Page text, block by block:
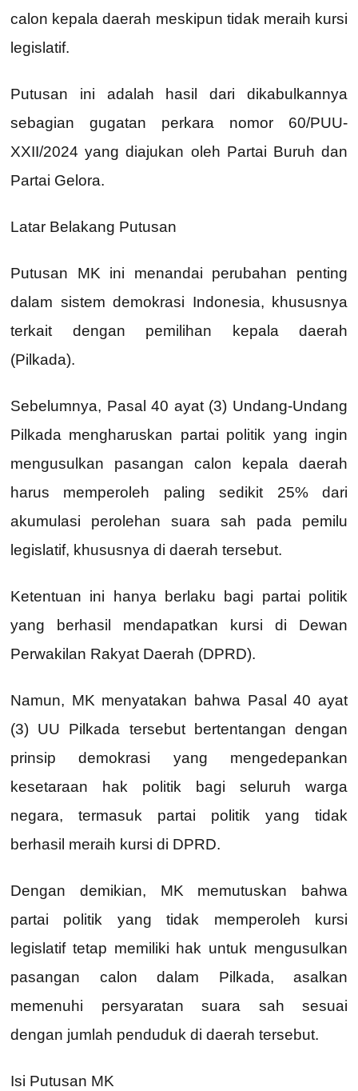
calon kepala daerah meskipun tidak meraih kursi
legislatif.
Putusan ini adalah hasil dari dikabulkannya
sebagian gugatan perkara nomor 60/PUU-
XXII/2024 yang diajukan oleh Partai Buruh dan
Partai Gelora.
Latar Belakang Putusan
Putusan MK ini menandai perubahan penting
dalam sistem demokrasi Indonesia, khususnya
terkait dengan pemilihan kepala daerah
(Pilkada).
Sebelumnya, Pasal 40 ayat (3) Undang-Undang
Pilkada mengharuskan partai politik yang ingin
mengusulkan pasangan calon kepala daerah
harus memperoleh paling sedikit 25% dari
akumulasi perolehan suara sah pada pemilu
legislatif, khususnya di daerah tersebut.
Ketentuan ini hanya berlaku bagi partai politik
yang berhasil mendapatkan kursi di Dewan
Perwakilan Rakyat Daerah (DPRD).
Namun, MK menyatakan bahwa Pasal 40 ayat
(3) UU Pilkada tersebut bertentangan dengan
prinsip demokrasi yang mengedepankan
kesetaraan hak politik bagi seluruh warga
negara, termasuk partai politik yang tidak
berhasil meraih kursi di DPRD.
Dengan demikian, MK memutuskan bahwa
partai politik yang tidak memperoleh kursi
legislatif tetap memiliki hak untuk mengusulkan
pasangan calon dalam Pilkada, asalkan
memenuhi persyaratan suara sah sesuai
dengan jumlah penduduk di daerah tersebut.
Isi Putusan MK